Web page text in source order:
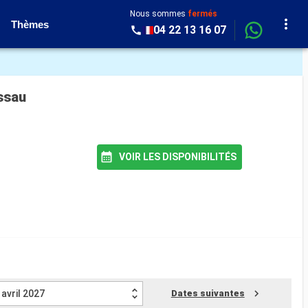
Thèmes
Nous sommes fermés
04 22 13 16 07
VOIR LES DISPONIBILITÉS
avril 2027 Dates suivantes